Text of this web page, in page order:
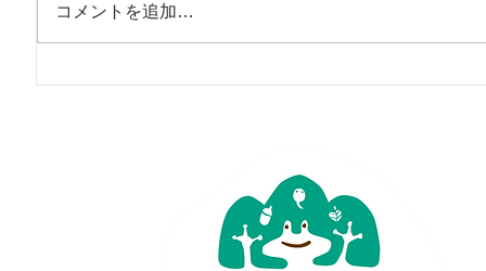
コメントを追加…